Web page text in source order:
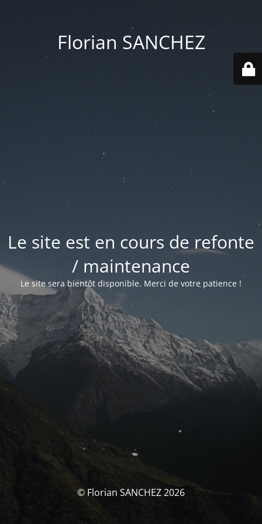
Florian SANCHEZ
Le site est en cours de refonte
/ maintenance
Le site sera bientôt disponible. Merci de votre patience !
© Florian SANCHEZ 2026